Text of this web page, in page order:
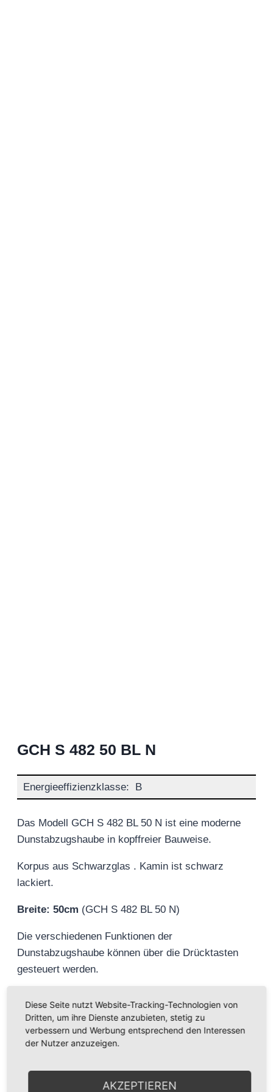
GCH S 482 50 BL N
Energieeffizienzklasse: B
Das Modell GCH S 482 BL 50 N ist eine moderne
Dunstabzugshaube in kopffreier Bauweise.
Korpus aus Schwarzglas . Kamin ist schwarz
lackiert.
Breite: 50cm (GCH S 482 BL 50 N)
Die verschiedenen Funktionen der
Dunstabzugshaube können über die Drücktasten
gesteuert werden.
zu 1000m³/h leistender Motor im Inneren der
Dunstabzugshaube. Reguliert wird dieser über drei
Leistungsstufen.
Je nach Bedarf kann diese Dunstabzugshaube im
Abluft- oder Umluftbetrieb genutzt werden. Durch
Diese Seite nutzt Website-Tracking-Technologien von
Dritten, um ihre Dienste anzubieten, stetig zu
verbessern und Werbung entsprechend den Interessen
der Nutzer anzuzeigen.
AKZEPTIEREN